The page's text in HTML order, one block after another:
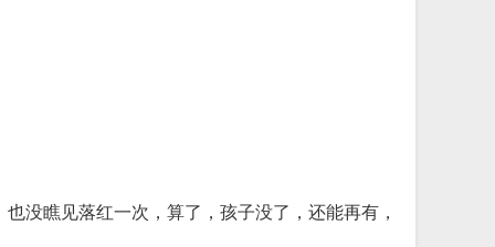
没瞧见落红一次，算了，孩子没了，还能再有，